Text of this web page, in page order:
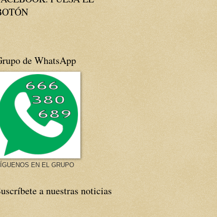
de WhatsApp
EN EL GRUPO
a nuestras noticias